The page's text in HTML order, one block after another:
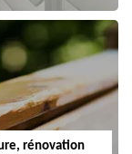
rénovation